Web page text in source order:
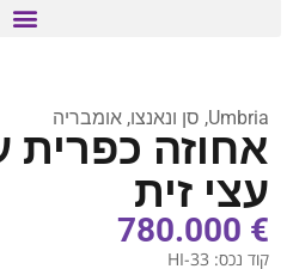
Umbria, סן ונאנצו, אומבריה
אחוזה
עצי זית
€ 780.000
קוד נכס: HI-33